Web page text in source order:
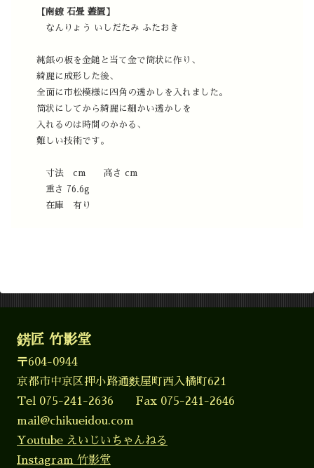
【南鐐 石畳 蓋置】
なんりょう いしだたみ ふたおき
純銀の板を金鎚と当て金で筒状に作り、
綺麗に成形した後、
全面に市松模様に四角の透かしを入れました。
筒状にしてから綺麗に細かい透かしを
入れるのは時間のかかる、
難しい技術です。
寸法 cm 高さ cm
重さ 76.6g
在庫 有り
錺匠 竹影堂
〒604-0944
京都市中京区押小路通麩屋町西入橘町621
Tel 075-241-2636 Fax 075-241-2646
mail@chikueidou.com
Youtube えいじいちゃんねる
Instagram 竹影堂